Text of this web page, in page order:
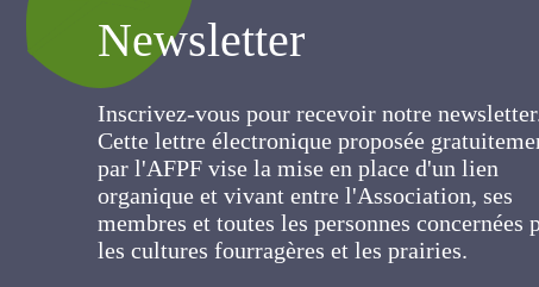
Newsletter
Inscrivez-vous pour recevoir notre newsletter.
Cette lettre électronique proposée
gratuitement par l'AFPF vise la mise en place
d'un lien organique et vivant entre
l'Association, ses membres et toutes les
personnes concernées par les cultures
fourragères et les prairies.